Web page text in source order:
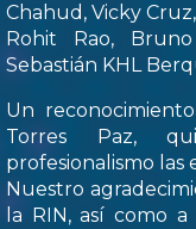
Chahud, Vicky
Rohit Rao,
Sebastián KHL
Un
Torres Paz,
profesionalismo las
Nuestro
la RIN, así como